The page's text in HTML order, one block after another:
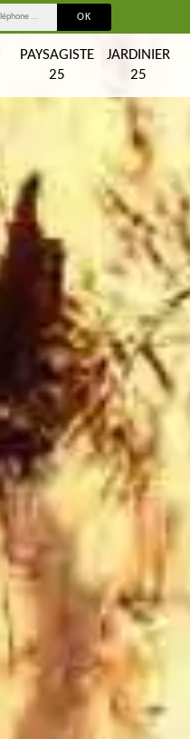
PAYSAGISTE
25
JARDINIER
25